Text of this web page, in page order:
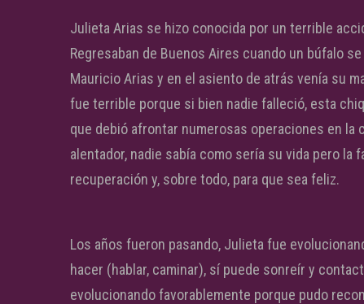
Julieta Arias se hizo conocida por un terrible
Regresaban de Buenos Aires cuando un búfalo
Mauricio Arias y en el asiento de atrás venía su
fue terrible porque si bien nadie falleció, esta
que debió afrontar numerosas operaciones en la
alentador, nadie sabía como sería su vida pero
recuperación y, sobre todo, para que sea feliz.
Los años fueron pasando, Julieta fue
hacer (hablar, caminar), sí puede sonreír y
evolucionando favorablemente porque pudo